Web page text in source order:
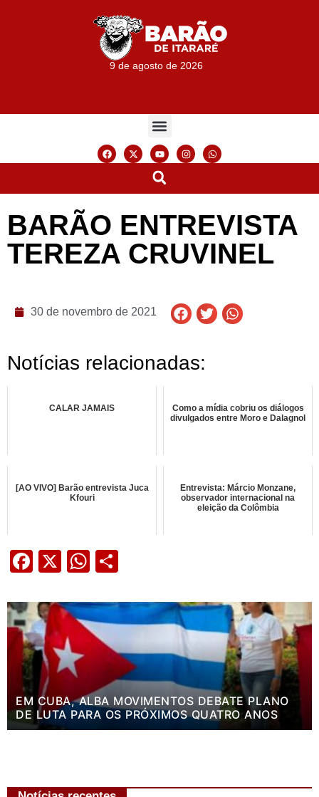
9 de agosto de 2026
BARÃO ENTREVISTA
TEREZA CRUVINEL
30 de novembro de 2021
Notícias relacionadas:
CALAR JAMAIS
Como a mídia cobriu os diálogos
divulgados entre Moro e Dalagnol
[AO VIVO] Barão entrevista Juca
Kfouri
Entrevista: Márcio Monzane,
observador internacional na
eleição da Colômbia
Facebook
X WhatsApp
EM CUBA, ALBA MOVIMENTOS DEBATE PLANO
DE LUTA PARA OS PRÓXIMOS QUATRO ANOS